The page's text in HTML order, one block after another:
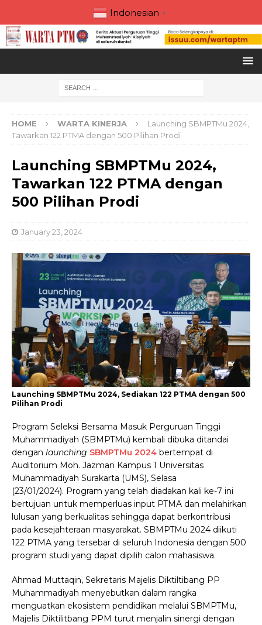
Indonesian ▼
HOME WARTA KINERJA
Launching SBMPTMu 2024,
Tawarkan 122 PTMA dengan 500 Pilihan Prodi
Launching SBMPTMu 2024,
Tawarkan 122 PTMA dengan
500 Pilihan Prodi
January 23, 2024
Launching SBMPTMu 2024, Sediakan 122 PTMA dengan 500
Pilihan Prodi
Program Seleksi Bersama Masuk Perguruan Tinggi
Muhammadiyah (SBMPTMu) kembali dibuka ditandai
dengan launching SBMPTMu 2024 bertempat di
Auditorium Moh. Jazman Kampus 1 Universitas
Muhammadiyah Surakarta (UMS), Selasa
(23/01/2024). Program yang telah diadakan kali ke-7 ini
bertujuan untuk memperluas input PTMA dan melahirkan
lulusan yang berkualitas sehingga dapat berkontribusi
pada kesejahteraan masyarakat. SBMPTMu 2024 diikuti
122 PTMA yang tersebar di seluruh Indonesia dengan 500
program studi yang dapat dipilih calon mahasiswa.
Ahmad Muttaqin, Sekretaris Majelis Diktiltibang PP
Muhammadiyah menyebutkan dalam rangka
menguatkan ekosistem pendidikan melalui SBMPTMu,
Majelis Diktilitbang PPM turut menjalin sinergi dengan